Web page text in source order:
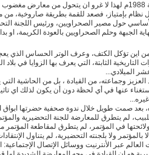
2020 00:11
فهم الرجل اللعبة جيدا بعد احداث الصراع على السلطة 1988م لهذا لا غرو ان يتحول من معارض
بإمتياز، فصعد للقمة بطريقة صاروخية، من
حول مصير الصحراويين، ورئيس اللجنة
الجبهة وحلم الصحراويين بالعودة الكريمة، او
اين تؤكل الكتف، وعرف الوتر الحساس الذي
الثابتة، التي يعرف بها الزوايا في بلاد
الميلادي...
وجماعته، من القيادة ، بل من الحاشية
عنها في أي لحظة دون أن يكون لذلك اي
بعد صمت طويل خلال ندوة صحفية حضرتها ابواق
لم يتطرق للمعارضة للجنة التحضيرية
في المؤتمر، لم يتطرق لمقاطعة
ولا بلجنته التحضيرية، لم يتناول
عبر الأنترنيت ووسائل الإتصال الإجتماعية: